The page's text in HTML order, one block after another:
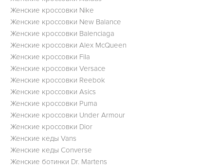
Женские кроссовки Nike
Женские кроссовки New Balance
Женские кроссовки Balenciaga
Женские кроссовки Alex McQueen
Женские кроссовки Fila
Женские кроссовки Versace
Женские кроссовки Reebok
Женские кроссовки Asics
Женские кроссовки Puma
Женские кроссовки Under Armour
Женские кроссовки Dior
Женские кеды Vans
Женские кеды Converse
Женские ботинки Dr. Martens